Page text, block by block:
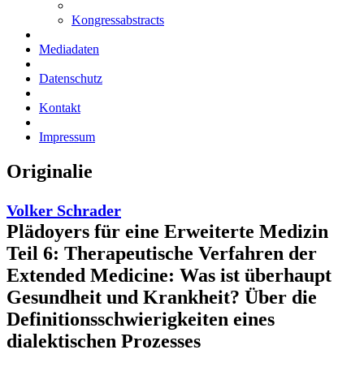
Kongressabstracts
Mediadaten
Datenschutz
Kontakt
Impressum
Originalie
Volker Schrader
Plädoyers für eine Erweiterte Medizin
Teil 6: Therapeutische Verfahren der
Extended Medicine: Was ist überhaupt
Gesundheit und Krankheit? Über die
Definitionsschwierigkeiten eines
dialektischen Prozesses